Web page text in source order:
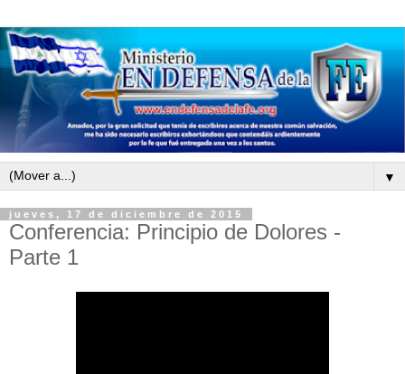
▼
jueves, 17 de diciembre de 2015
Conferencia: Principio de Dolores -
Parte 1